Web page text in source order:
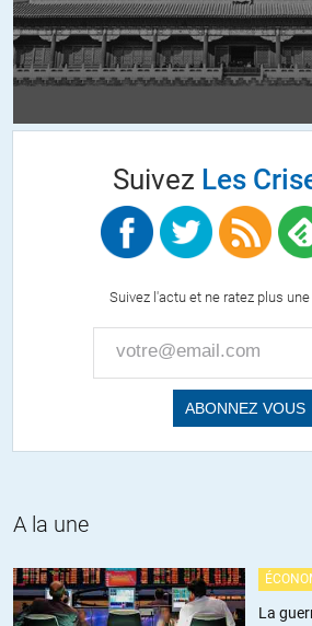
Suivez Les
Suivez l'actu et ne ratez plus
A la une
La